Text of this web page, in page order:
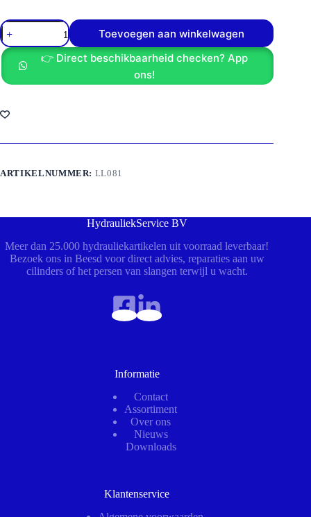
Polyamide
slang
8x1
aantal
Toevoegen aan winkelwagen
👉 Direct beschikbaarheid checken? App
ons!
ARTIKELNUMMER: LL081
HydrauliekService BV
Meer dan 25.000 hydrauliekartikelen uit voorraad leverbaar!
Bezoek ons in Beesd voor direct advies, reparaties aan uw
cilinders of het persen van slangen terwijl u wacht.
Informatie
Contact
Assortiment
Over ons
Nieuws
Downloads
Klantenservice